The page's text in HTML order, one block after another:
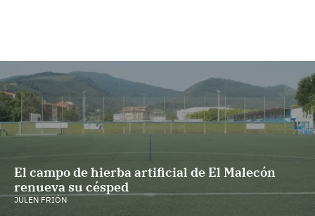
El campo de hierba artificial de El Malecón
renueva su césped
JULEN FRIÓN